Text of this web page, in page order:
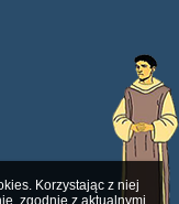
Korzystając z niej
zgodnie z aktualnymi